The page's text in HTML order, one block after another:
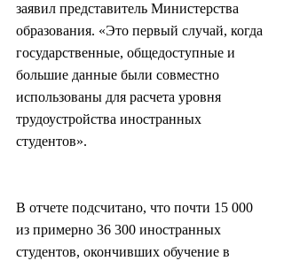
заявил представитель Министерства
образования. «Это первый случай, когда
государственные, общедоступные и
большие данные были совместно
использованы для расчета уровня
трудоустройства иностранных
студентов».
В отчете подсчитано, что почти 15 000
из примерно 36 300 иностранных
студентов, окончивших обучение в